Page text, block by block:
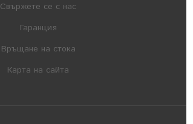
Свържете се с нас
Гаранция
Връщане на стока
Карта на сайта